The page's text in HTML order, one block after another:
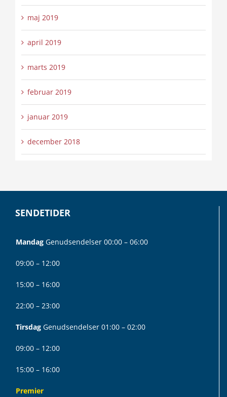
maj 2019
april 2019
marts 2019
februar 2019
januar 2019
december 2018
SENDETIDER
Mandag Genudsendelser 00:00 – 06:00
09:00 – 12:00
15:00 – 16:00
22:00 – 23:00
Tirsdag Genudsendelser 01:00 – 02:00
09:00 – 12:00
15:00 – 16:00
Premier